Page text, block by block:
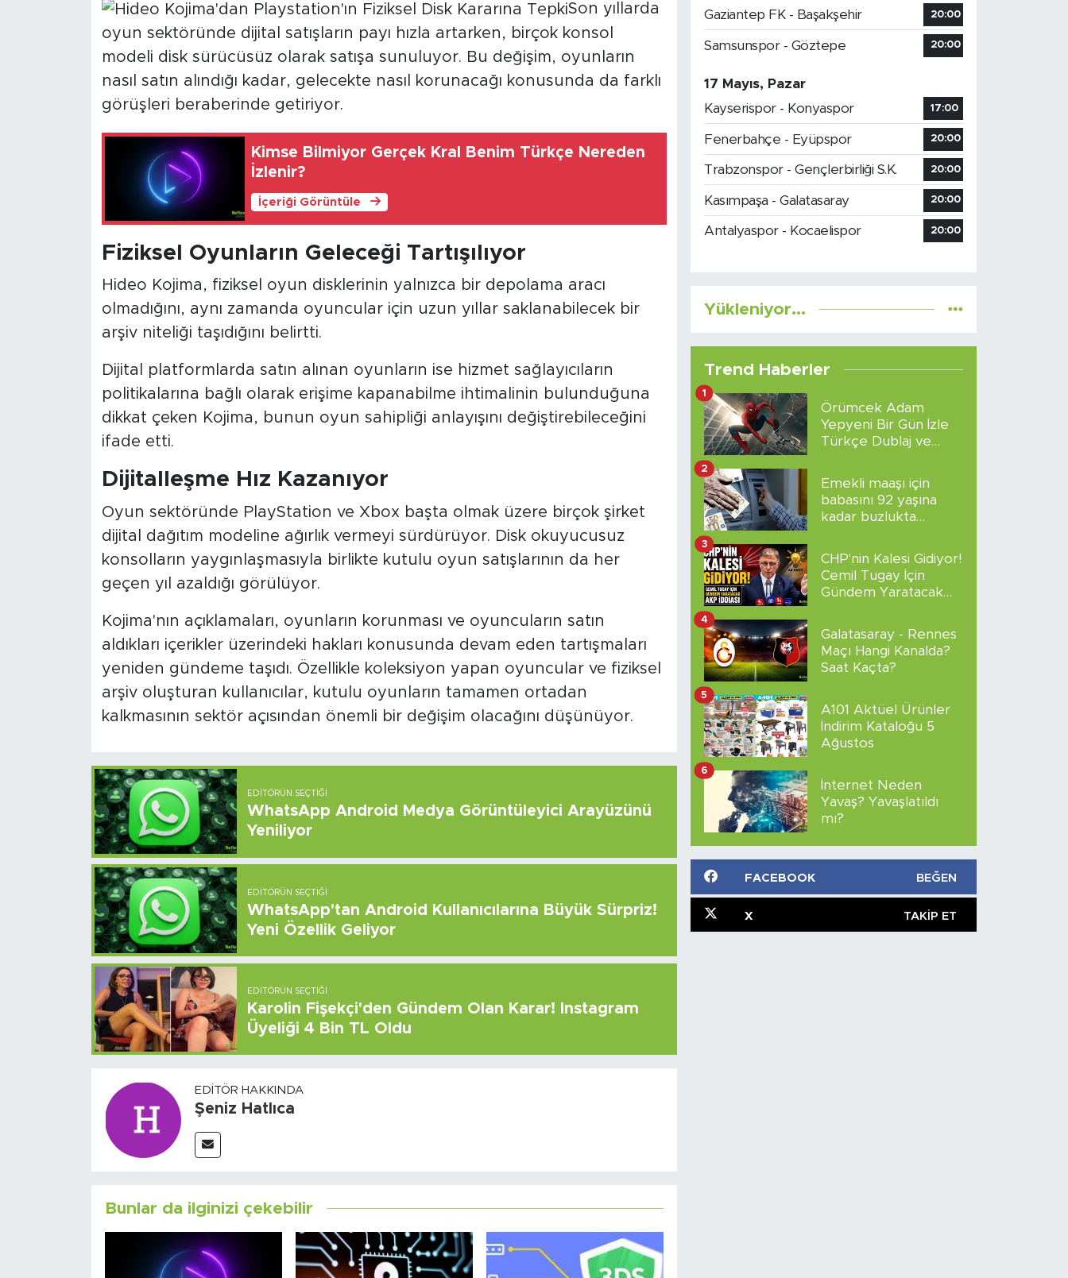
Son yıllarda
oyun sektöründe dijital satışların payı hızla artarken, birçok konsol
modeli disk sürücüsüz olarak satışa sunuluyor. Bu değişim, oyunların
nasıl satın alındığı kadar, gelecekte nasıl korunacağı konusunda da farklı
görüşleri beraberinde getiriyor.
Kimse Bilmiyor Gerçek Kral Benim Türkçe Nereden
İzlenir?
İçeriği Görüntüle
Fiziksel Oyunların Geleceği Tartışılıyor
Hideo Kojima, fiziksel oyun disklerinin yalnızca bir depolama aracı
olmadığını, aynı zamanda oyuncular için uzun yıllar saklanabilecek bir
arşiv niteliği taşıdığını belirtti.
Dijital platformlarda satın alınan oyunların ise hizmet sağlayıcıların
politikalarına bağlı olarak erişime kapanabilme ihtimalinin bulunduğuna
dikkat çeken Kojima, bunun oyun sahipliği anlayışını değiştirebileceğini
ifade etti.
Dijitalleşme Hız Kazanıyor
Oyun sektöründe PlayStation ve Xbox başta olmak üzere birçok şirket
dijital dağıtım modeline ağırlık vermeyi sürdürüyor. Disk okuyucusuz
konsolların yaygınlaşmasıyla birlikte kutulu oyun satışlarının da her
geçen yıl azaldığı görülüyor.
Kojima'nın açıklamaları, oyunların korunması ve oyuncuların satın
aldıkları içerikler üzerindeki hakları konusunda devam eden tartışmaları
yeniden gündeme taşıdı. Özellikle koleksiyon yapan oyuncular ve fiziksel
arşiv oluşturan kullanıcılar, kutulu oyunların tamamen ortadan
kalkmasının sektör açısından önemli bir değişim olacağını düşünüyor.
EDITÖRÜN SEÇTIĞI
WhatsApp Android Medya Görüntüleyici Arayüzünü
Yeniliyor
EDITÖRÜN SEÇTIĞI
WhatsApp'tan Android Kullanıcılarına Büyük Sürpriz!
Yeni Özellik Geliyor
EDITÖRÜN SEÇTIĞI
Karolin Fişekçi'den Gündem Olan Karar! Instagram
Üyeliği 4 Bin TL Oldu
EDITÖR HAKKINDA
Şeniz Hatlıca
Bunlar da ilginizi çekebilir
Gaziantep FK - Başakşehir 20:00
Samsunspor - Göztepe 20:00
17 Mayıs, Pazar
Kayserispor - Konyaspor
17:00
Fenerbahçe - Eyüpspor 20:00
Trabzonspor - Gençlerbirliği S.K. 20:00
Kasımpaşa - Galatasaray 20:00
Antalyaspor - Kocaelispor 20:00
Yükleniyor...
Trend Haberler
Örümcek Adam
Yepyeni Bir Gün İzle
Türkçe Dublaj ve
1
Emekli maaşı için
babasını 92 yaşına
kadar buzlukta
2
CHP'nin Kalesi Gidiyor!
Cemil Tugay İçin
Gündem Yaratacak
3
Galatasaray - Rennes
Maçı Hangi Kanalda?
Saat Kaçta?
4
A101 Aktüel Ürünler
İndirim Kataloğu 5
Ağustos
5
İnternet Neden
Yavaş? Yavaşlatıldı
mı?
6
FACEBOOK BEĞEN
X TAKIP ET